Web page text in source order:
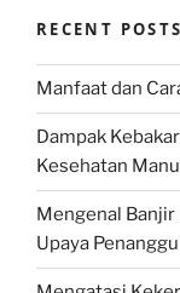
RECENT POSTS
Manfaat dan
Dampak
Kesehatan
Mengenal Banjir
Upaya